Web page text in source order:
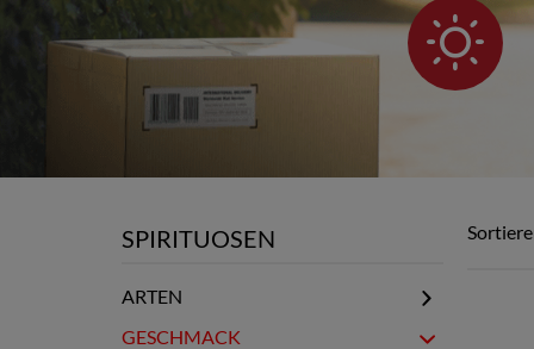
SPIRITUOSEN
ARTEN
Mastika & Menta
GESCHMACK